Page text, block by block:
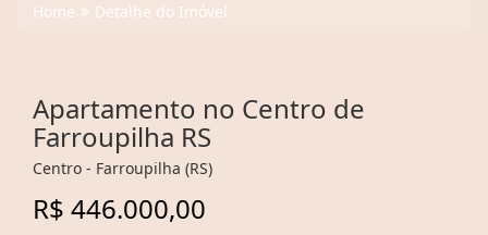
Home Detalhe do Imóvel
Apartamento no Centro de
Farroupilha RS
Centro - Farroupilha (RS)
R$ 446.000,00